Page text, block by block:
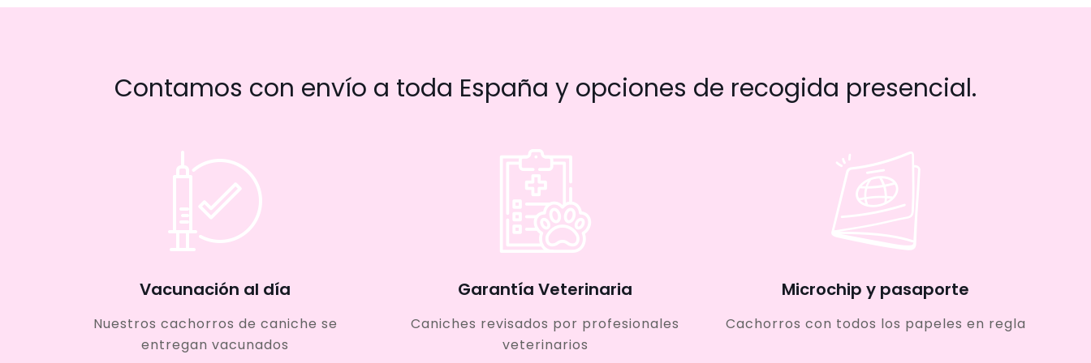
Contamos con envío a toda España y opciones de recogida presencial.
Vacunación al día
Nuestros cachorros de caniche se
entregan vacunados
Garantía Veterinaria
Caniches revisados por profesionales
veterinarios
Microchip y pasaporte
Cachorros con todos los papeles en regla